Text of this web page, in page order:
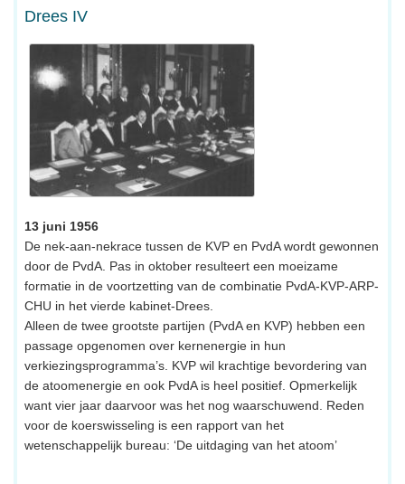
Drees IV
13 juni 1956
De nek-aan-nekrace tussen de KVP en PvdA wordt gewonnen
door de PvdA. Pas in oktober resulteert een moeizame
formatie in de voortzetting van de combinatie PvdA-KVP-ARP-
CHU in het vierde kabinet-Drees.
Alleen de twee grootste partijen (PvdA en KVP) hebben een
passage opgenomen over kernenergie in hun
verkiezingsprogramma’s. KVP wil krachtige bevordering van
de atoomenergie en ook PvdA is heel positief. Opmerkelijk
want vier jaar daarvoor was het nog waarschuwend. Reden
voor de koerswisseling is een rapport van het
wetenschappelijk bureau: ‘De uitdaging van het atoom’